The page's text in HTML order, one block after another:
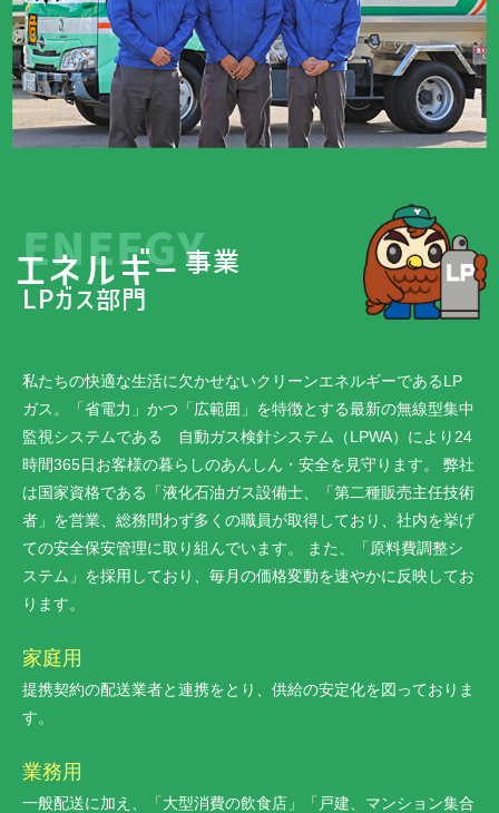
ENEFGY
エネルギー 事業
LPガス部門
私たちの快適な生活に欠かせないクリーンエネルギーであるLP
ガス。「省電力」かつ「広範囲」を特徴とする最新の無線型集中
監視システムである 自動ガス検針システム（LPWA）により24
時間365日お客様の暮らしのあんしん・安全を見守ります。 弊社
は国家資格である「液化石油ガス設備士、「第二種販売主任技術
者」を営業、総務問わず多くの職員が取得しており、社内を挙げ
ての安全保安管理に取り組んでいます。 また、「原料費調整シ
ステム」を採用しており、毎月の価格変動を速やかに反映してお
ります。
家庭用
提携契約の配送業者と連携をとり、供給の安定化を図っておりま
す。
業務用
一般配送に加え、「大型消費の飲食店」「戸建、マンション集合